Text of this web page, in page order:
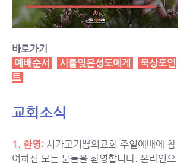
바로가기
예배순서
시를잊은성도에게
묵상포인
트
교회소식
1. 환영: 시카고기쁨의교회 주일예배에 참
여하신 모든 분들을 환영합니다. 온라인으